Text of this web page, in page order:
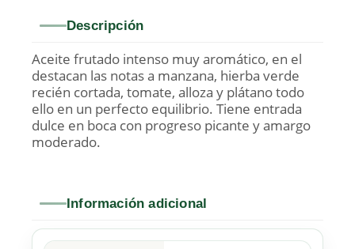
Descripción
Aceite frutado intenso muy aromático, en el
destacan las notas a manzana, hierba verde
recién cortada, tomate, alloza y plátano todo
ello en un perfecto equilibrio. Tiene entrada
dulce en boca con progreso picante y amargo
moderado.
Información adicional